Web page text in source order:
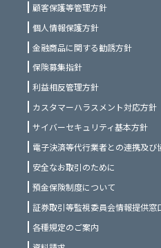
顧客保護等管理方針
個人情報保護方針
金融商品に関する勧誘方針
保険募集指針
利益相反管理方針
カスタマーハラスメント対応方針
サイバーセキュリティ基本方針
電子決済等代行業者との連携及び
安全なお取引のために
預金保険制度について
証券取引等監視委員会情報提供窓
各種規定のご案内